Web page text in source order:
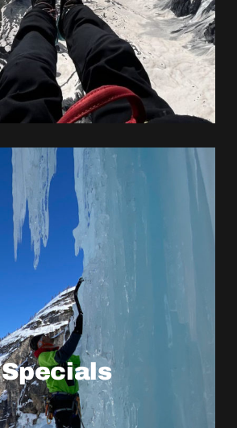
ERFAHRE MEHR
Specials